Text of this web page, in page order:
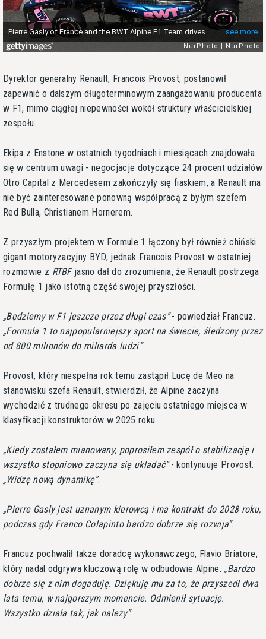
Dyrektor generalny Renault, Francois Provost, postanowił
zapewnić o dalszym długoterminowym zaangażowaniu producenta
w F1, mimo ciągłej niepewności wokół struktury właścicielskiej
zespołu.
Ekipa z Enstone w ostatnich tygodniach i miesiącach znajdowała
się w centrum uwagi - negocjacje dotyczące 24 procent udziałów
Otro Capital z Mercedesem zakończyły się fiaskiem, a Renault ma
nie być zainteresowane ponowną współpracą z byłym szefem
Red Bulla, Christianem Hornerem.
Z przyszłym projektem w Formule 1 łączony był również chiński
gigant motoryzacyjny BYD, jednak Francois Provost w ostatniej
rozmowie z RTBFjasno dał do zrozumienia, że Renault postrzega
Formułę 1 jako istotną część swojej przyszłości.
Będziemy w F1 jeszcze przez długi czas - powiedział Francuz.
Formuła 1 to najpopularniejszy sport na świecie, śledzony przez
od 800 milionów do miliarda ludzi .
Provost, który niespełna rok temu zastąpił Lucę de Meo na
stanowisku szefa Renault, stwierdził, że Alpine zaczyna
wychodzić z trudnego okresu po zajęciu ostatniego miejsca w
klasyfikacji konstruktorów w 2025 roku.
Kiedy zostałem mianowany, poprosiłem zespół o stabilizację i
wszystko stopniowo zaczyna się układać - kontynuuje Provost.
Widzę nową dynamikę .
Pierre Gasly jest uznanym kierowcą i ma kontrakt do 2028 roku,
podczas gdy Franco Colapinto bardzo dobrze się rozwija .
Francuz pochwalił także doradcę wykonawczego, Flavio Briatore,
który nadal odgrywa kluczową rolę w odbudowie Alpine.
Bardzo
dobrze się z nim dogaduję. Dziękuję mu za to, że przyszedł dwa
lata temu, w najgorszym momencie. Odmienił sytuację.
Wszystko działa tak, jak należy .